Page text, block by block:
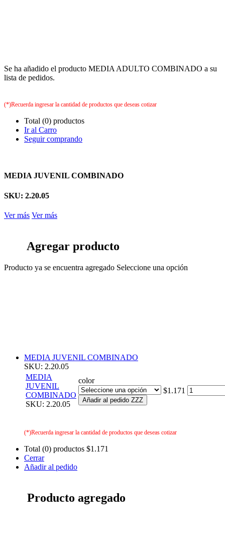
Se ha añadido el producto MEDIA ADULTO COMBINADO a su
lista de pedidos.
(*)Recuerda ingresar la cantidad de productos que deseas cotizar
Total (0) productos
Ir al Carro
Seguir comprando
MEDIA JUVENIL COMBINADO
SKU: 2.20.05
Ver más Ver más
Agregar producto
Producto ya se encuentra agregado Seleccione una opción
MEDIA JUVENIL COMBINADO
SKU: 2.20.05
MEDIA
JUVENIL
COMBINADO
SKU: 2.20.05
color
Añadir al pedido ZZZ
$1.171
(*)Recuerda ingresar la cantidad de productos que deseas cotizar
Total (0) productos $1.171
Cerrar
Añadir al pedido
Producto agregado